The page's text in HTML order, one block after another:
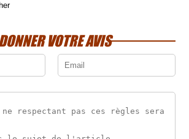
VOTRE AVIS